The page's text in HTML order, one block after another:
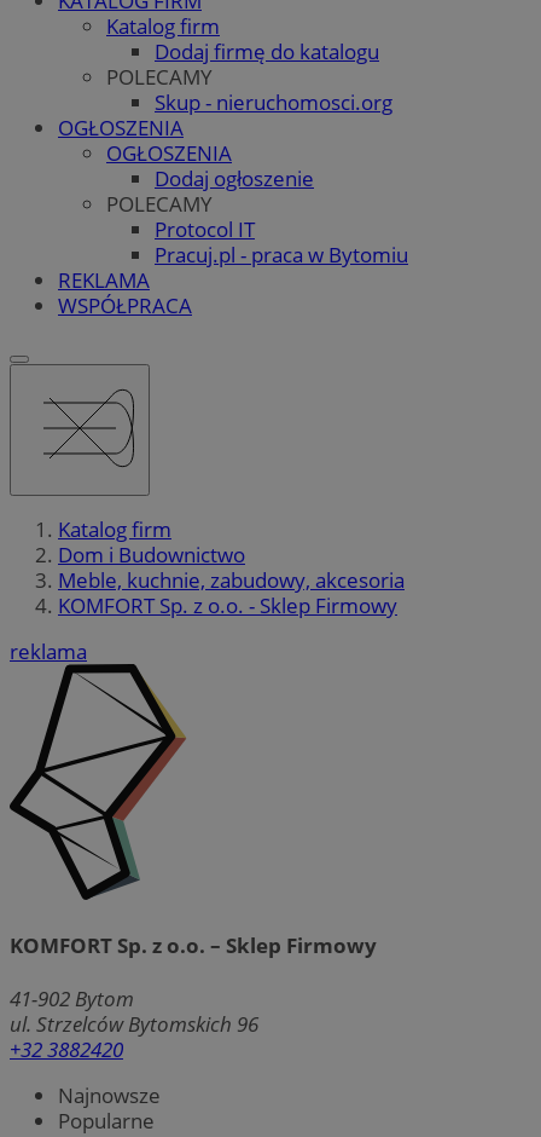
Katalog firm
Dodaj firmę do katalogu
POLECAMY
Skup - nieruchomosci.org
OGŁOSZENIA
OGŁOSZENIA
Dodaj ogłoszenie
POLECAMY
Protocol IT
Pracuj.pl - praca w Bytomiu
REKLAMA
WSPÓŁPRACA
Katalog firm
Dom i Budownictwo
Meble, kuchnie, zabudowy, akcesoria
KOMFORT Sp. z o.o. - Sklep Firmowy
reklama
KOMFORT Sp. z o.o. – Sklep Firmowy
41-902 Bytom
ul. Strzelców Bytomskich 96
+32 3882420
Najnowsze
Popularne